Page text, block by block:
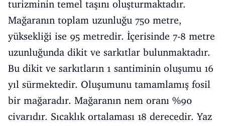
turizminin temel taşını oluşturmaktadır.
Mağaranın toplam uzunluğu 750 metre,
yüksekliği ise 95 metredir. İçerisinde 7-8 metre
uzunluğunda dikit ve sarkıtlar bulunmaktadır.
Bu dikit ve sarkıtların 1 santiminin oluşumu 16
yıl sürmektedir. Oluşumunu tamamlamış fosil
bir mağaradır. Mağaranın nem oranı %90
civarıdır. Sıcaklık ortalaması 18 derecedir. Yaz